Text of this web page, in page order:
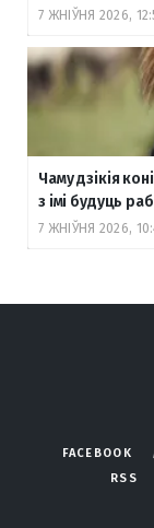
7 ЖНІЎНЯ 2026,
Чаму дзікія
з імі будуць
7 ЖНІЎНЯ 2026,
FACEBOOK
RSS